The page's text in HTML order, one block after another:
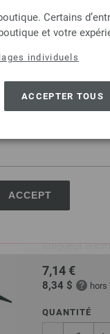
States of America
ACCEPT
Certains
et votre
individuels
ACCEPTER TOUS
7,14 €
8,34 $ hors
QUANTITÉ
Aiguille
Aiguille
longueur 80cm
7,14 €
8,34 $ hors
QUANTITÉ